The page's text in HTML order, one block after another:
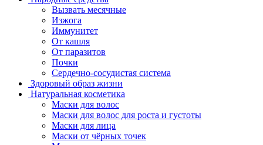
Вызвать месячные
Изжога
Иммунитет
От кашля
От паразитов
Почки
Сердечно-сосудистая система
Здоровый образ жизни
Натуральная косметика
Маски для волос
Маски для волос для роста и густоты
Маски для лица
Маски от чёрных точек